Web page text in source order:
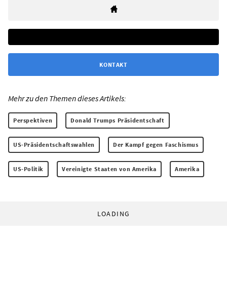
KONTAKT
Mehr zu den Themen dieses Artikels:
Perspektiven Donald Trumps Präsidentschaft
US-Präsidentschaftswahlen Der Kampf gegen Faschismus
US-Politik Vereinigte Staaten von Amerika Amerika
LOADING